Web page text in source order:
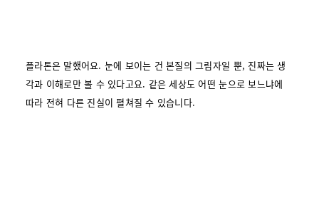
플라톤은 말했어요. 눈에 보이는 건 본질의 그림자일 뿐, 진짜는 생
각과 이해로만 볼 수 있다고요. 같은 세상도 어떤 눈으로 보느냐에
따라 전혀 다른 진실이 펼쳐질 수 있습니다.